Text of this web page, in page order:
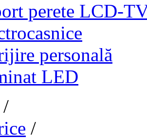
perete LCD-
personală
LED
/
/